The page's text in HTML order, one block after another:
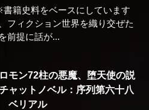
籍史料をベースにしています
フィクション世界を織り交ぜた
前提に話が...
モン72柱の悪魔、堕天使の説
ャットノベル：序列第六十八
ベリアル